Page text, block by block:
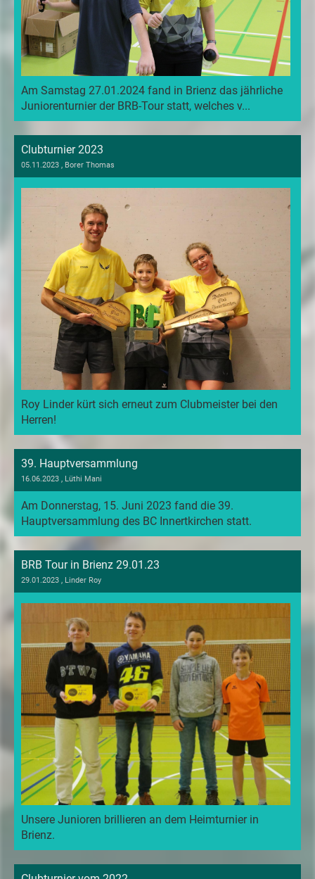
Am Samstag 27.01.2024 fand in Brienz das jährliche
Juniorenturnier der BRB-Tour statt, welches v...
Clubturnier 2023
05.11.2023 , Borer Thomas
Roy Linder kürt sich erneut zum Clubmeister bei den
Herren!
39. Hauptversammlung
16.06.2023 , Lüthi Mani
Am Donnerstag, 15. Juni 2023 fand die 39.
Hauptversammlung des BC Innertkirchen statt.
BRB Tour in Brienz 29.01.23
29.01.2023 , Linder Roy
Unsere Junioren brillieren an dem Heimturnier in
Brienz.